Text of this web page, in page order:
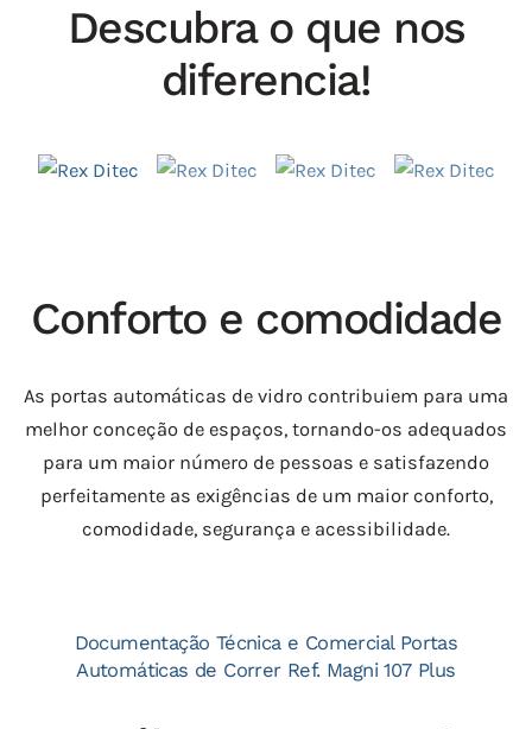
Descubra o que nos
diferencia!
Conforto e comodidade
As portas automáticas de vidro contribuiem para uma
melhor conceção de espaços, tornando-os adequados
para um maior número de pessoas e satisfazendo
perfeitamente as exigências de um maior conforto,
comodidade, segurança e acessibilidade.
Documentação Técnica e Comercial Portas
Automáticas de Correr Ref. Magni 107 Plus